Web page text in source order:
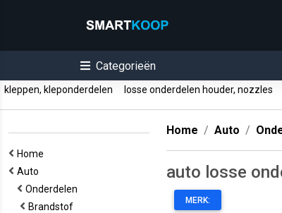
Categorieën
kleppen, kleponderdelen losse onderdelen houder, nozzles
Home
Auto
Onderdelen
Brandstof
Home Auto
auto losse
MERK: